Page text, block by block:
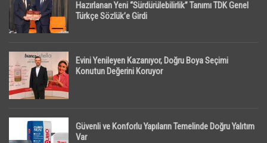
Hazırlanan Yeni “Sürdürülebilirlik” Tanımı TDK Genel
Türkçe Sözlük’e Girdi
Evini Yenileyen Kazanıyor, Doğru Boya Seçimi
Konutun Değerini Koruyor
Güvenli ve Konforlu Yapıların Temelinde Doğru Yalıtım
Var